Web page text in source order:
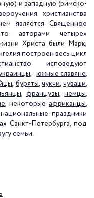
и западную (римско-
христианства
является Священное
авторами четырех
Христа были Марк,
построен весь цикл
исповедуют
, южные славяне,
, буряты,чукчи,чуваши,
, французы,немцы,
, некоторые африканцы,
праздники
Санкт-Петербурга, под
семьи.